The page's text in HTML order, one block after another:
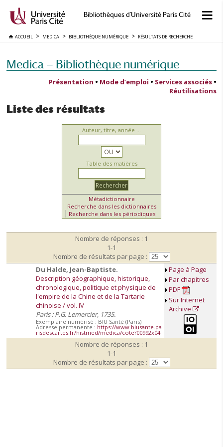
Bibliothèques d'Université Paris Cité
ACCUEIL MEDICA BIBLIOTHÈQUE NUMÉRIQUE RÉSULTATS DE RECHERCHE
Medica — Bibliothèque numérique
Présentation • Mode d’emploi • Services associés •
Réutilisations
Liste des résultats
Auteur, titre, année ...
Table des matières
Métadictionnaire
Recherche dans les dictionnaires
Recherche dans les périodiques
Nombre de réponses : 1
1-1
Nombre de résultats par page :
Du Halde, Jean-Baptiste.
Description géographique, historique,
chronologique, politique et physique de
l'empire de la Chine et de la Tartarie
chinoise / vol. IV
Paris : P.G. Lemercier, 1735.
Exemplaire numérisé : BIU Santé (Paris)
Adresse permanente : https://www.biusante.pa
risdescartes.fr/histmed/medica/cote?00992x04
Page à Page
Par chapitres
PDF
Sur Internet
Archive
Nombre de réponses : 1
1-1
Nombre de résultats par page :